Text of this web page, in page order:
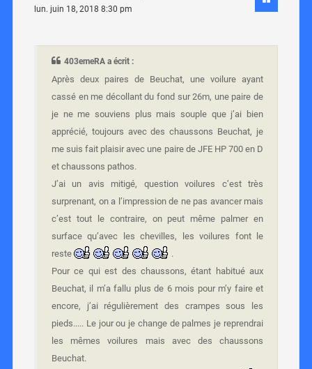
lun. juin 18, 2018 8:30 pm
403emeRA a écrit :
Après deux paires de Beuchat, une voilure ayant
cassé en me décollant du fond sur 26m, une paire de
je ne me souviens plus mais souple que j’ai bien
apprécié, toujours avec des chaussons Beuchat, je
me suis fait plaisir avec une paire de JFE HP 700 en D
et chaussons pathos.
J’ai un avis mitigé, question voilures c’est très
surprenant, on a l’impression de ne pas avancer mais
c’est tout le contraire, on peut même palmer en
surface qu’avec les chevilles, les voilures font le
reste
.
Pour ce qui est des chaussons, étant habitué aux
Beuchat, il m’a fallu plus de 6 mois pour m’y faire et
encore, j’ai régulièrement des crampes sous les
pieds..... Le jour ou je change de palmes je reprendrai
les mêmes voilures mais avec des chaussons
Beuchat.